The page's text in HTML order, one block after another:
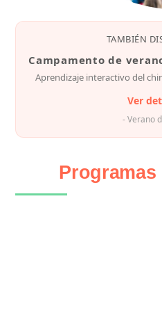
TAMBIÉN
Campamento de
Aprendizaje interactivo del
Ver
- Verano